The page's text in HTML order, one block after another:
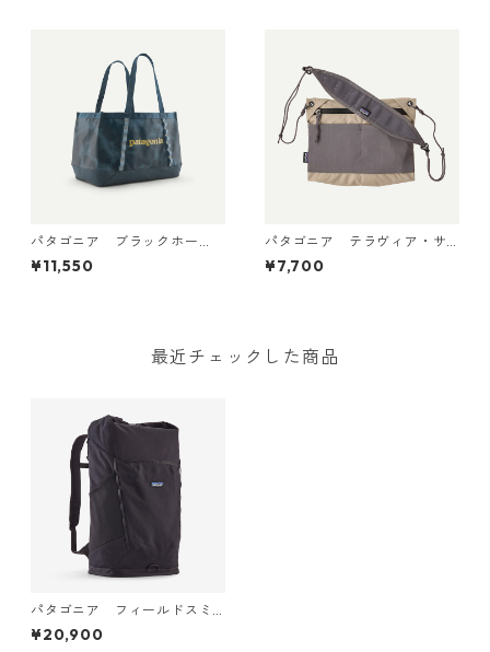
パタゴニア ブラックホー
ル・トート 25L Sastrugi: Su
mmit Blue 49032 日本正規品
¥11,550
パタゴニア テラヴィア・サ
コッシュ 3L (カラー May Gr
ey) Patagonia Terravia Saco
¥7,700
最近チェックした商品
パタゴニア フィールドスミ
ス・ロールトップ・パック 32
L (カラー Black) Patagonia
¥20,900